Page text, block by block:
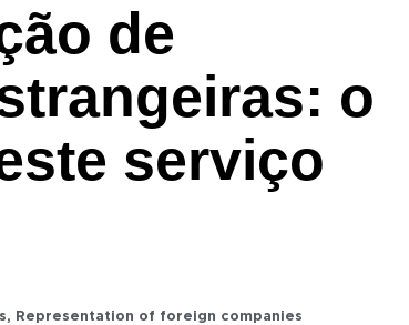
de
o
serviço
, Representation of foreign companies